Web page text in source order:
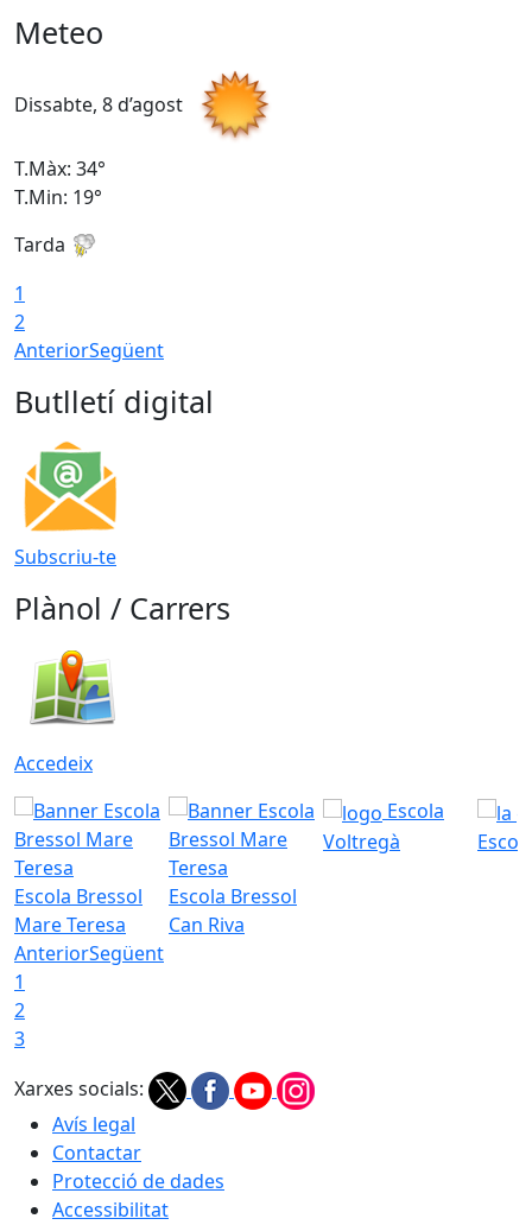
Meteo
Dissabte, 8 d’agost
T.Màx: 34°
T.Min: 19°
Tarda
1
2
AnteriorSegüent
Butlletí digital
Subscriu-te
Plànol / Carrers
Accedeix
Escola Bressol
Mare Teresa
Escola Bressol
Can Riva
Escola
Voltregà
AnteriorSegüent
1
2
3
Xarxes socials:
Avís legal
Contactar
Protecció de dades
Accessibilitat